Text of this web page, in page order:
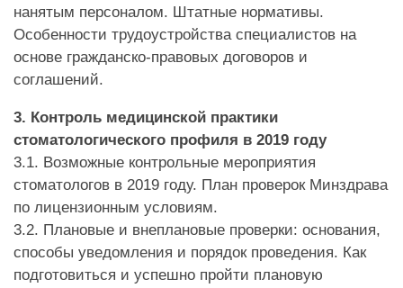
нанятым персоналом. Штатные нормативы.
Особенности трудоустройства специалистов на
основе гражданско-правовых договоров и
соглашений.
3. Контроль медицинской практики
стоматологического профиля в 2019 году
3.1. Возможные контрольные мероприятия
стоматологов в 2019 году. План проверок Минздрава
по лицензионным условиям.
3.2. Плановые и внеплановые проверки: основания,
способы уведомления и порядок проведения. Как
подготовиться и успешно пройти плановую